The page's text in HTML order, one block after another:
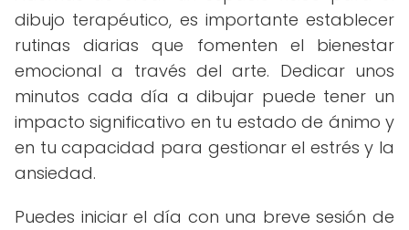
dibujo terapéutico, es importante establecer
rutinas diarias que fomenten el bienestar
emocional a través del arte. Dedicar unos
minutos cada día a dibujar puede tener un
impacto significativo en tu estado de ánimo y
en tu capacidad para gestionar el estrés y la
ansiedad.
Puedes iniciar el día con una breve sesión de